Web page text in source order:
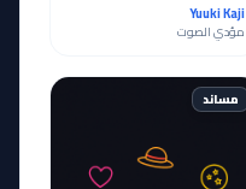
Yuuki Kaji
مؤدي الصوت
مساند